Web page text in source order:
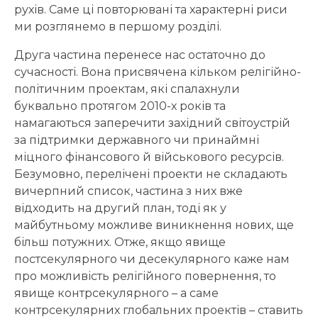
рухів. Саме ці повторювані та характерні риси
ми розглянемо в першому розділі.
Друга частина перенесе нас остаточно до
сучасності. Вона присвячена кільком релігійно-
політичним проектам, які спалахнули
буквально протягом 2010-х років та
намагаються заперечити західний світоустрій
за підтримки державного чи принаймні
міцного фінансового й військового ресурсів.
Безумовно, перелічені проекти не складають
вичерпний список, частина з них вже
відходить на другий план, тоді як у
майбутньому можливе виникнення нових, ще
більш потужних. Отже, якщо явище
постсекулярного чи десекулярного каже нам
про можливість релігійного повернення, то
явище контрсекулярного – а саме
контрсекулярних глобальних проектів – ставить